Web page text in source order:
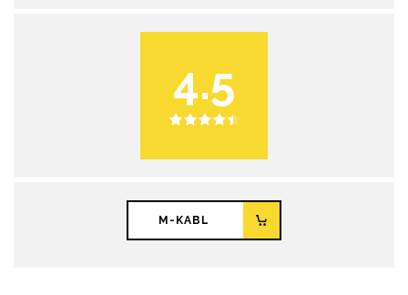
4.5
M-KABL